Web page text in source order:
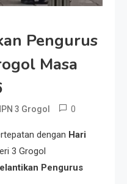
Pengurus
Masa
3 Grogol 0
dengan Hari
3 Grogol
Pengurus